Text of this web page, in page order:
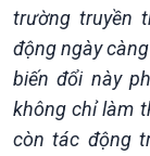
Xây dựng đảng
Đảng trong cuộc
Nhận diện sự thật
Pháp luật và đời
trường truyền
động ngày
biến đổi này
không chỉ làm
còn tác động